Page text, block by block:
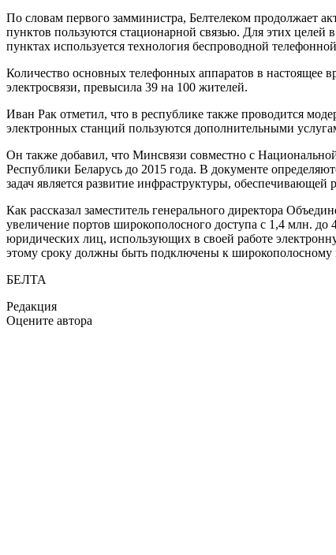
По словам первого замминистра, Белтелеком продолжает
пунктов пользуются стационарной связью. Для этих
пунктах используется технология беспроводной
Количество основных телефонных аппаратов в настоящее
электросвязи, превысила 39 на 100 жителей.
Иван Рак отметил, что в республике также проводится
электронных станций пользуются дополнительными
Он также добавил, что Минсвязи совместно с
Республики Беларусь до 2015 года. В документе
задач является развитие инфраструктуры,
Как рассказал заместитель генерального директора
увеличение портов широкополосного доступа с 1,4 млн. до
юридических лиц, использующих в своей работе
этому сроку должны быть подключены к широкополосному
БЕЛТА
Редакция
Оцените автора